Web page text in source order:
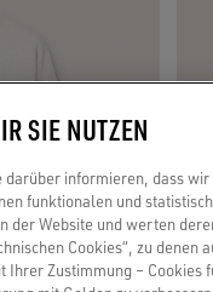
SIE NUTZEN
darüber informieren, dass
funktionalen und
der Website und werten
Cookies“, zu denen
Ihrer Zustimmung –